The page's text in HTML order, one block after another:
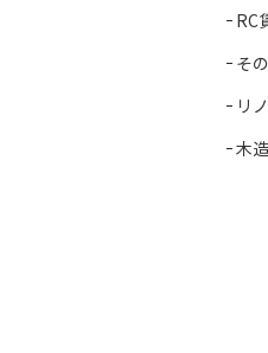
RC
そ
リ
木